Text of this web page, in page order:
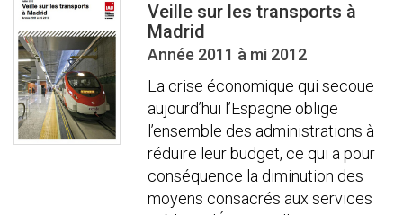
Veille sur les transports à
Madrid
Année 2011 à mi 2012
La crise économique qui secoue
aujourd’hui l’Espagne oblige
l’ensemble des administrations à
réduire leur budget, ce qui a pour
conséquence la diminution des
moyens consacrés aux services